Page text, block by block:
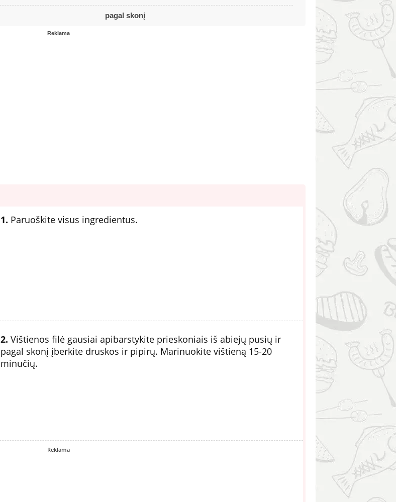
pagal skonį
Reklama
1. Paruoškite visus ingredientus.
2. Vištienos filė gausiai apibarstykite prieskoniais iš abiejų pusių ir
pagal skonį įberkite druskos ir pipirų. Marinuokite vištieną 15-20
minučių.
Reklama